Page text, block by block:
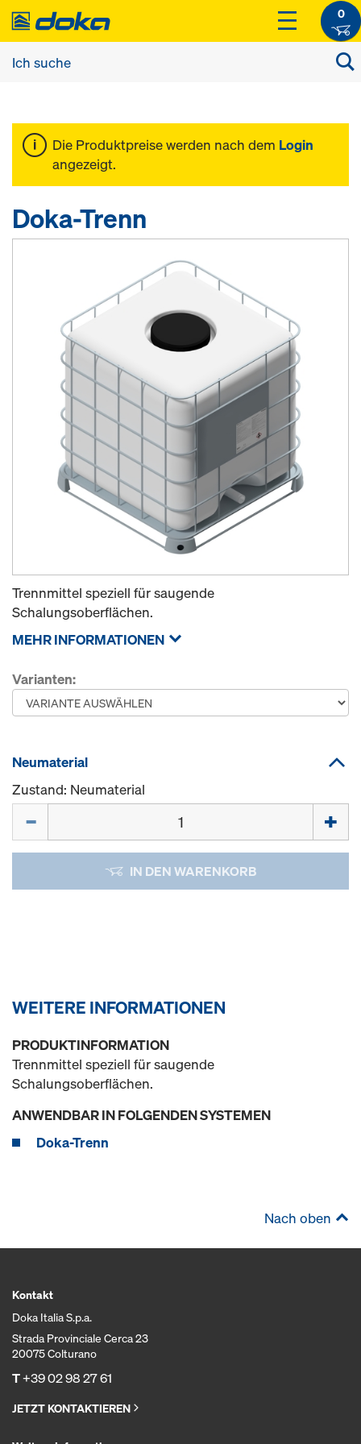
0
Die Produktpreise werden nach dem Login
angezeigt.
Doka-Trenn
Trennmittel speziell für saugende
Schalungsoberflächen.
MEHR INFORMATIONEN
Varianten:
Neumaterial
Zustand: Neumaterial
IN DEN WARENKORB
WEITERE INFORMATIONEN
PRODUKTINFORMATION
Trennmittel speziell für saugende
Schalungsoberflächen.
ANWENDBAR IN FOLGENDEN SYSTEMEN
Doka-Trenn
Nach oben
Kontakt
Doka Italia S.p.a.
Strada Provinciale Cerca 23
20075 Colturano
T+39 02 98 27 61
JETZT KONTAKTIEREN